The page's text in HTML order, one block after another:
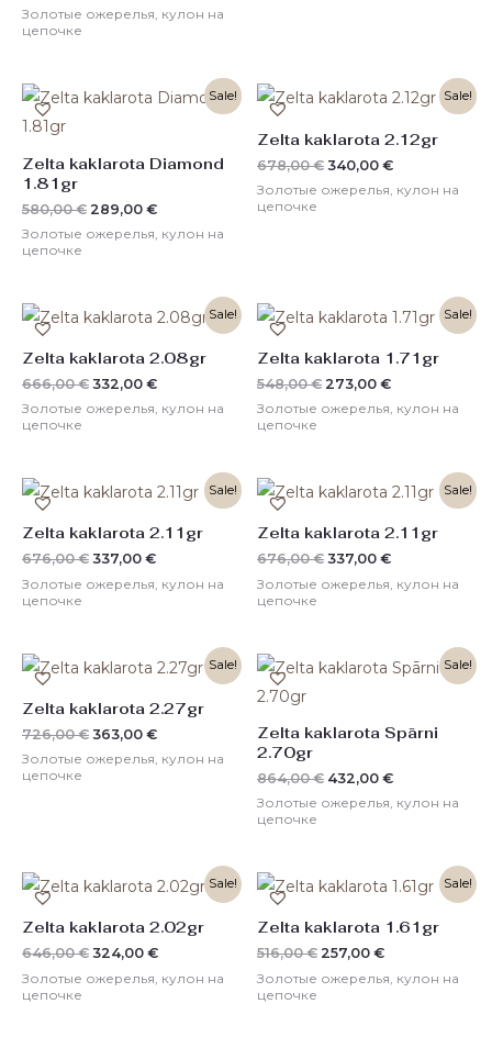
Золотые ожерелья, кулон на
цепочке
Sale!
Zelta kaklarota Diamond
1.81gr
580,00€
Первоначальная
цена
289,00 €
Текущая
цена:
Золотые ожерелья, кулон на
цепочке
Sale!
Zelta kaklarota 2.12gr
678,00€
Первоначальная
цена
678,00 €.
340,00 €
Текущая
цена:
Золотые ожерелья, кулон на
цепочке
Sale!
Zelta kaklarota 2.08gr
666,00€
Первоначальная
цена
666,00 €.
332,00 €
Текущая
цена:
Золотые ожерелья, кулон на
цепочке
Sale!
Zelta kaklarota 1.71gr
548,00€
Первоначальная
цена
548,00 €.
273,00 €
Текущая
цена:
Золотые ожерелья, кулон на
цепочке
Sale!
Zelta kaklarota 2.11gr
676,00€
Первоначальная
цена
676,00 €.
337,00 €
Текущая
цена:
Золотые ожерелья, кулон на
цепочке
Sale!
Zelta kaklarota 2.11gr
676,00€
Первоначальная
цена
676,00 €.
337,00 €
Текущая
цена:
Золотые ожерелья, кулон на
цепочке
Sale!
Zelta kaklarota 2.27gr
726,00€
Первоначальная
цена
726,00 €.
363,00 €
Текущая
цена:
Золотые ожерелья, кулон на
цепочке
Sale!
Zelta kaklarota Spārni
2.70gr
864,00€
Первоначальная
цена
432,00 €
Текущая
цена:
Золотые ожерелья, кулон на
цепочке
Sale!
Zelta kaklarota 2.02gr
646,00€
Первоначальная
цена
646,00 €.
324,00 €
Текущая
цена:
Золотые ожерелья, кулон на
цепочке
Sale!
Zelta kaklarota 1.61gr
516,00€
Первоначальная
цена
516,00 €.
257,00 €
Текущая
цена:
Золотые ожерелья, кулон на
цепочке